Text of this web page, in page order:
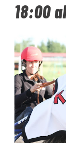
18:00